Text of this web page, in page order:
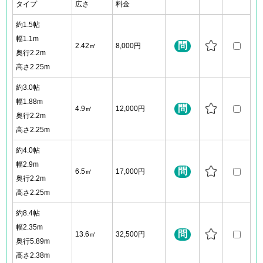
タイプ 広さ 料金
約1.5帖
幅1.1m
奥行2.2m
高さ2.25m
2.42㎡ 8,000円 問
約3.0帖
幅1.88m
奥行2.2m
高さ2.25m
4.9㎡ 12,000円 問
約4.0帖
幅2.9m
奥行2.2m
高さ2.25m
6.5㎡ 17,000円 問
約8.4帖
幅2.35m
奥行5.89m
高さ2.38m
13.6㎡ 32,500円 問